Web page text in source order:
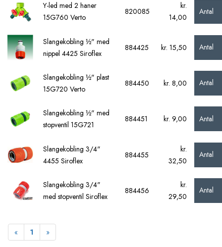
Y-led med 2 haner
15G760 Verto
820085
kr.
14,00
Antal
Slangekobling ½" med
nippel 4425 Siroflex
884425 kr. 15,50 Antal
Slangekobling ½" plast
15G720 Verto
884450 kr. 8,00 Antal
Slangekobling ½" med
stopventil 15G721
884451 kr. 9,00 Antal
Slangekobling 3/4"
4455 Siroflex
884455
kr.
32,50
Antal
Slangekobling 3/4"
med stopventil Siroflex
884456
kr.
29,50
Antal
« Forrige
1 »Næste